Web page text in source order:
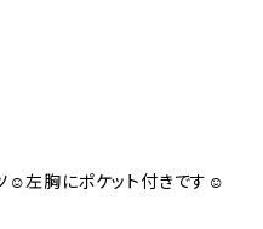
☺︎左胸にポケット付きです☺︎